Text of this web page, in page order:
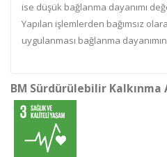
ise düşük bağlanma dayanımı
Yapılan işlemlerden bağımsız
uygulanması bağlanma
BM Sürdürülebilir Kalkınma